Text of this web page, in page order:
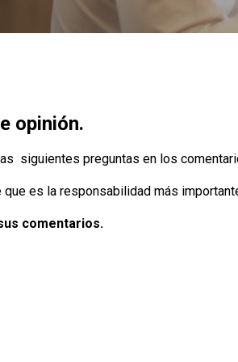
opinión.
siguientes preguntas en los
que es la responsabilidad más
comentarios.